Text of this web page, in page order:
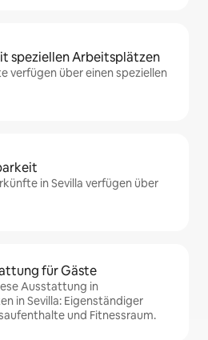
speziellen Arbeitsplätzen
verfügen über einen speziellen
in Sevilla verfügen über
für Gäste
Ausstattung in
in Sevilla: Eigenständiger
und Fitnessraum.